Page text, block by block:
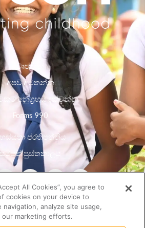
වෘත්තීන්
අපව අමතන්න
අනුග්‍රහය දක්වන්න
Forms 990
ප්රතිපත්තිය
සම්පත් පුස්තකාලය
All Cookies”, you agree to
cookies on your device to
navigation, analyze site usage,
our marketing efforts.